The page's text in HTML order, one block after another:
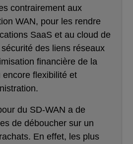
contrairement aux
WAN, pour les rendre
SaaS et au cloud de
des liens réseaux
financière de la
flexibilité et
du SD-WAN a de
de déboucher sur un
En effet, les plus